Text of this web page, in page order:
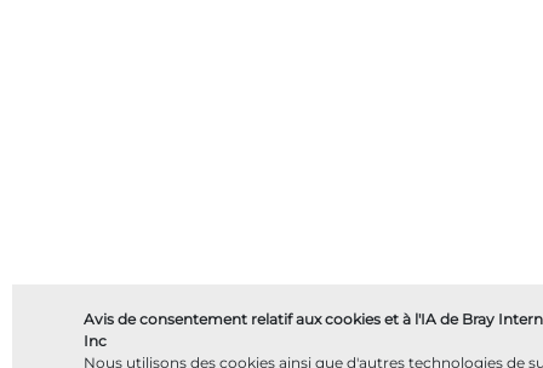
Avis de consentement relatif aux cookies et à l'IA de Bray
Inc
Nous utilisons des cookies ainsi que d'autres technologies de